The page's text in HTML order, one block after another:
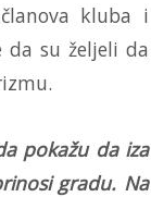
kluba i
su željeli da
pokažu da iza
gradu. Na